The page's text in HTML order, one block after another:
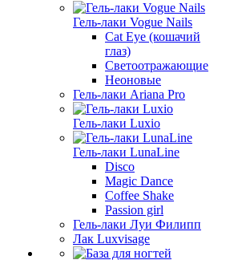
Гель-лаки Vogue Nails
Cat Eye (кошачий
глаз)
Светоотражающие
Неоновые
Гель-лаки Ariana Pro
Гель-лаки Luxio
Гель-лаки LunaLine
Disco
Magic Dance
Coffee Shake
Passion girl
Гель-лаки Луи Филипп
Лак Luxvisage